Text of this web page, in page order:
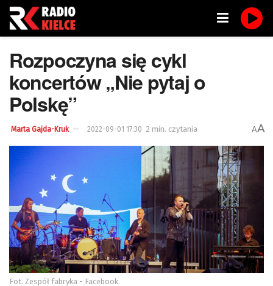
Rozpoczyna się cykl
koncertów „Nie pytaj o
Polskę”
Marta Gajda-Kruk 2022-09-01 17:30 2 min. czytania AA
Fot. Zespół fabryka - Facebook.